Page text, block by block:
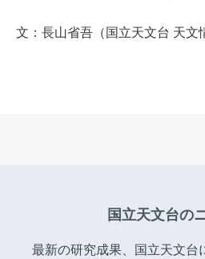
文：長山省吾（国立天文台 天文
国立天文台の
最新の研究成果、国立天文台